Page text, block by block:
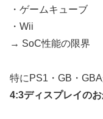
・ゲームキューブ
・Wii
→ SoC性能の限界
特にPS1・GB・
4:3ディスプレイの